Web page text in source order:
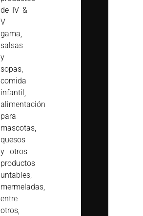
de IV &
V
gama,
salsas
y
sopas,
comida
infantil,
alimentación
para
mascotas,
quesos
y otros
productos
untables,
mermeladas,
entre
otros,